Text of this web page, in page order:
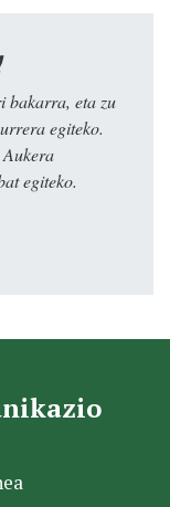
bakarra, eta zu
egiteko.
egiteko.